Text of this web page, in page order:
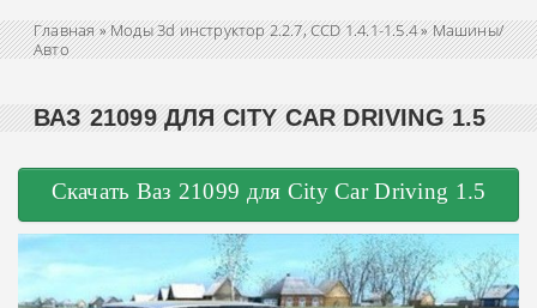
Главная»Моды 3d инструктор 2.2.7, CCD 1.4.1-1.5.4»Машины/
Авто
ВАЗ 21099 ДЛЯ CITY CAR DRIVING 1.5
Скачать Ваз 21099 для City Car Driving 1.5